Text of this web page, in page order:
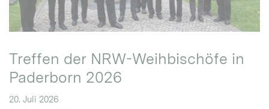
Treffen der NRW-Weihbischöfe in
Paderborn 2026
20. Juli 2026